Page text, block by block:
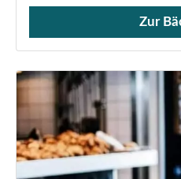
Verkauf von Brötchen,
Zur